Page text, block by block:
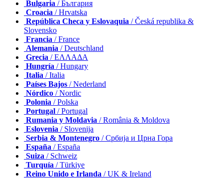
Bulgaria / България
Croacia / Hrvatska
República Checa y Eslovaquia / Česká republika &
Slovensko
Francia / France
Alemania / Deutschland
Grecia / ΕΛΛΑΔΑ
Hungría / Hungary
Italia / Italia
Países Bajos / Nederland
Nórdico / Nordic
Polonia / Polska
Portugal / Portugal
Rumania y Moldavia / România & Moldova
Eslovenia / Slovenija
Serbia & Montenegro / Србија и Црна Гора
España / España
Suiza / Schweiz
Turquía / Türkiye
Reino Unido e Irlanda / UK & Ireland